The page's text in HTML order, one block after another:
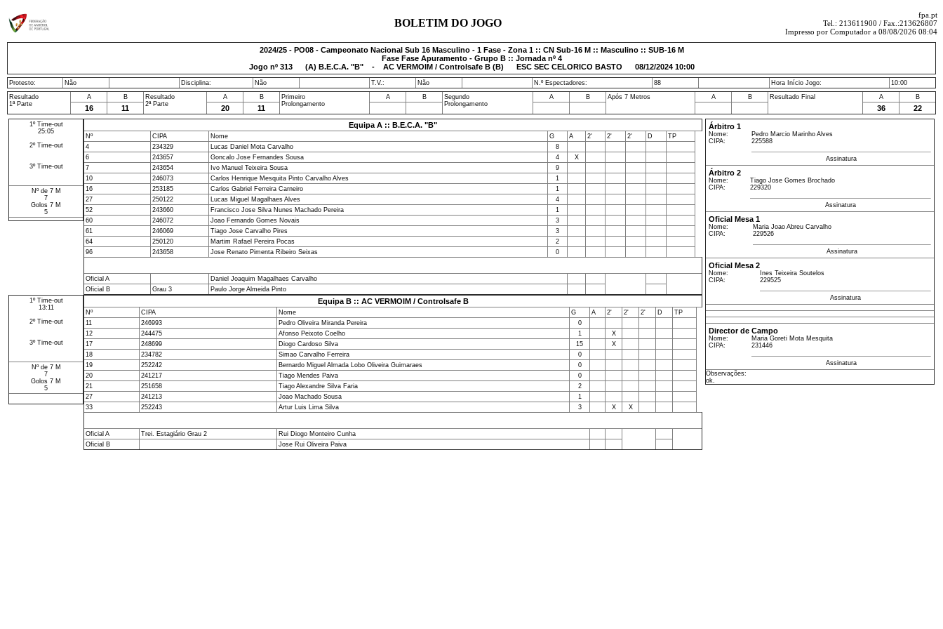
BOLETIM DO JOGO
fpa.pt
Tel.: 213611900 / Fax.:213626807
Impresso por Computador a 08/08/2026 08:04
2024/25 - PO08 - Campeonato Nacional Sub 16 Masculino - 1 Fase - Zona 1 :: CN Sub-16 M :: Masculino :: SUB-16 M
Fase Fase Apuramento - Grupo B :: Jornada nº 4
Jogo nº 313(A) B.E.C.A. "B" - AC VERMOIM / Controlsafe B (B) ESC SEC CELORICO BASTO 08/12/2024 10:00
Protesto: Não Disciplina: Não T.V.: Não N.º Espectadores: 88 Hora Início Jogo:
10:00
Resultado
1ª Parte
A B
Resultado
2ª Parte
A B
Primeiro
Prolongamento
A B
Segundo
Prolongamento
A B Após 7 Metros A B Resultado Final A B
16 11 20 11 36 22
1º Time-out
25:05
2º Time-out
3º Time-out
Nº de 7 M
7
Golos 7 M
5
Equipa A :: B.E.C.A. "B"
Nº CIPA Nome G A 2' 2' 2' D
TP
4
234329 Lucas Daniel Mota Carvalho
8
6
243657 Goncalo Jose Fernandes Sousa 4
X
7
243654 Ivo Manuel Teixeira Sousa
9
10
246073 Carlos Henrique Mesquita Pinto Carvalho Alves
1
16
253185 Carlos Gabriel Ferreira Carneiro
1
27
250122 Lucas Miguel Magalhaes Alves
4
52
243660 Francisco Jose Silva Nunes Machado Pereira
1
60
246072 Joao Fernando Gomes Novais
3
61
246069 Tiago Jose Carvalho Pires
3
64
250120 Martim Rafael Pereira Pocas
2
96
243658 Jose Renato Pimenta Ribeiro Seixas 0
Oficial A
Daniel Joaquim Magalhaes Carvalho
Oficial B
Grau 3
Paulo Jorge Almeida Pinto
1º Time-out
13:11
2º Time-out
3º Time-out
Nº de 7 M
7
Golos 7 M
5
Equipa B :: AC VERMOIM / Controlsafe B
Nº CIPA Nome G A 2' 2' 2' D
TP
11
246993 Pedro Oliveira Miranda Pereira
0
12
244475 Afonso Peixoto Coelho 1
X
17
248699 Diogo Cardoso Silva 15
X
18
234782 Simao Carvalho Ferreira
0
19
252242 Bernardo Miguel Almada Lobo Oliveira Guimaraes
0
20
241217 Tiago Mendes Paiva
0
21
251658 Tiago Alexandre Silva Faria
2
27
241213 Joao Machado Sousa
1
33
252243 Artur Luis Lima Silva 3 X X
Oficial A Trei. Estagiário Grau 2
Rui Diogo Monteiro Cunha
Oficial B
Jose Rui Oliveira Paiva
Árbitro 1
Nome:
Pedro Marcio Marinho Alves
CIPA:
225588
Assinatura
Árbitro 2
Nome:
Tiago Jose Gomes Brochado
CIPA:
229320
Assinatura
Oficial Mesa 1
Nome:
Maria Joao Abreu Carvalho
CIPA:
229526
Assinatura
Oficial Mesa 2
Nome:
Ines Teixeira Soutelos
CIPA:
229525
Assinatura
Director de Campo
Nome:
Maria Goreti Mota Mesquita
CIPA:
231446
Assinatura
Observações:
ok.